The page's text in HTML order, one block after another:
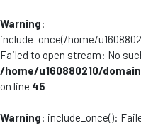
Warning:
include_once(/home/
Failed to open stream: No
/home/u160880210/
on line 45
Warning: include_once():